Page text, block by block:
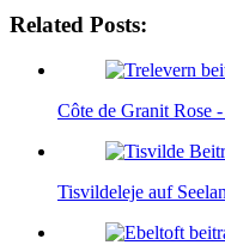
Related Posts:
Côte de Granit Rose
Tisvildeleje auf